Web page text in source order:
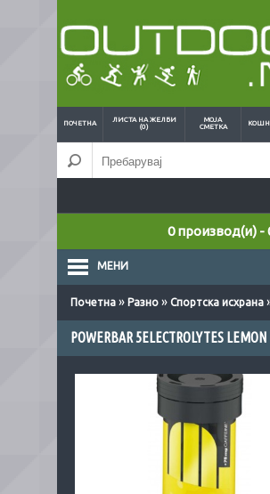
ПОЧЕТНА
ЛИСТА НА ЖЕЛБИ
(0)
МОЈА
СМЕТКА
0 производ(и) -
МЕНИ
Почетна » Разно » Спортска исхрана
POWERBAR 5ELECTROLYTES LEMON